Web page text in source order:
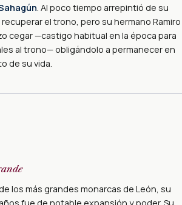
. Al poco tiempo arrepintió de su
el trono, pero su hermano Ramiro
cegar —castigo habitual en la época para
al trono— obligándolo a permanecer en
de su vida.
los más grandes monarcas de León, su
fue de notable expansión y poder. Su